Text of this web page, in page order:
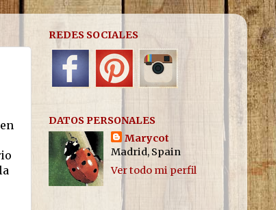
REDES SOCIALES
DATOS PERSONALES
Marycot
Madrid, Spain
Ver todo mi perfil